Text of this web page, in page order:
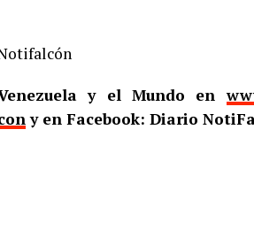
y el Mundo en
y en Facebook: Diario